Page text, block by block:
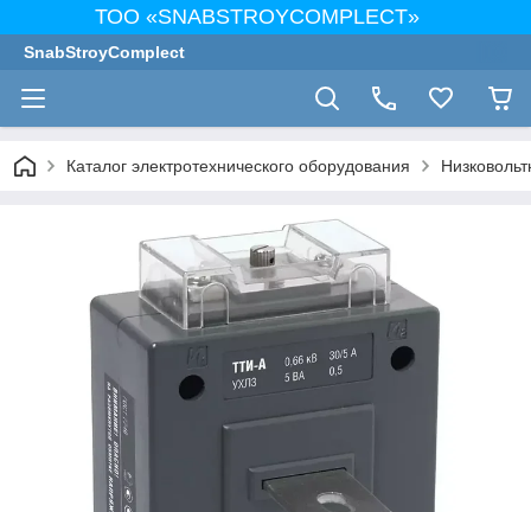
ТОО «SNABSTROYCOMPLECT»
SnabStroyComplect
Каталог электротехнического оборудования